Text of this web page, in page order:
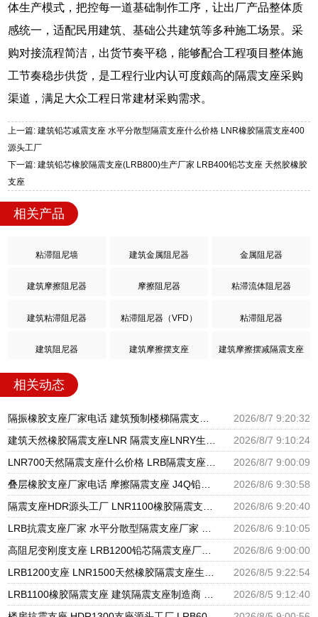
体生产模式，把控每一道基础制作工序，让出厂产品整体质
感统一，适配民用建筑、基础公共建筑等多种施工场景。采
购对接流程简洁，出货节奏平稳，能够配合工程项目整体施
工节奏稳步供货，是工程行业内认可度颇高的隔震支座采购
渠道，满足大众工程日常建材采购需求。
上一篇: 建筑铅芯减震支座 水平分散型隔震支座什么价格 LNR橡胶隔震支座400
源头工厂
下一篇: 建筑铅芯橡胶隔震支座(LRB800)生产厂家 LRB400铅芯支座 天然胶橡胶
支座
相关产品
粘滞阻尼墙 建筑金属阻尼器 金属阻尼器
建筑摩擦阻尼器 摩擦阻尼器 粘滞流体阻尼器
建筑粘滞阻尼器 粘滞阻尼器（VFD） 粘滞阻尼器
建筑阻尼器 建筑摩擦摆支座 建筑摩擦摆减隔震支座
相关动态
隔振橡胶支座厂家电话 建筑预制楼梯隔震支座源头工厂 LNR800天然隔震支座多少钱
2026/8/7 9:20:32
建筑天然橡胶隔震支座LNR 隔震支座LNRY生产厂家 高阻尼HDR橡胶隔震支座厂家
2026/8/7 9:10:24
LNR700天然隔震支座什么价格 LRB隔震支座800(II型)源头工厂 建筑减震支座生产厂家
2026/8/7 9:00:09
叠层橡胶支座厂家电话 摩擦隔震支座 J4Q铅芯橡胶隔震支座厂家
2026/8/6 9:30:58
隔震支座HDR源头工厂 LNR1100橡胶隔震支座生产加工 橡胶隔震支座哪里便宜
2026/8/6 9:20:40
LRB抗震支座厂家 水平分散型隔震支座厂家 建筑隔震支座橡胶隔震支座
2026/8/6 9:10:05
高阻尼变刚度支座 LRB1200铅芯隔震支座厂家电话 LNR600建筑隔震支座厂家电话
2026/8/6 9:00:00
LRB1200支座 LNR1500天然橡胶隔震支座生产厂家 LRB900铅芯隔震支座多少钱
2026/8/5 9:22:54
LRB1100橡胶隔震支座 建筑隔震支座制造商 天然橡胶隔震支座LNR900厂家
2026/8/5 9:12:40